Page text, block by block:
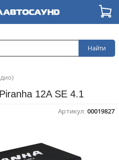
Найти
12A SE 4.1
Артикул: 00019827